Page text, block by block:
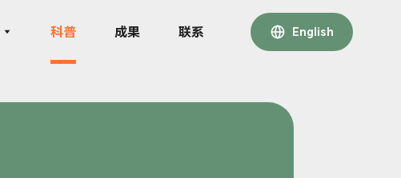
科普 成果 联系 English